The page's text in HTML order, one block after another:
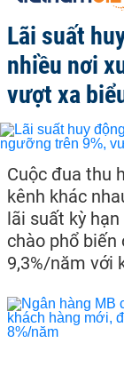
Lãi suất
nhiều nơi
vượt xa
Cuộc đua thu
kênh khác
lãi suất kỳ
chào phổ biến
9,3%/năm với